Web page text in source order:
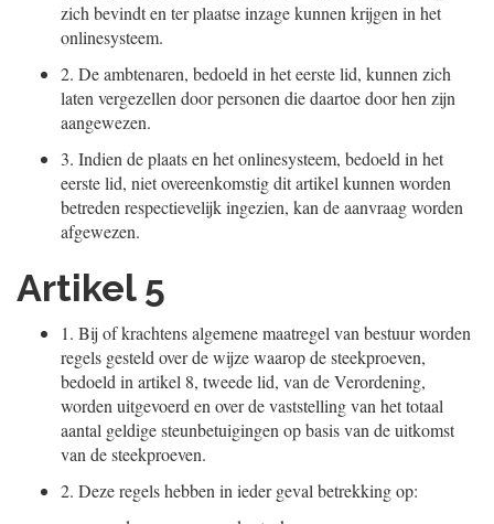
zich bevindt en ter plaatse inzage kunnen krijgen in het
onlinesysteem.
2. De ambtenaren, bedoeld in het eerste lid, kunnen zich
laten vergezellen door personen die daartoe door hen zijn
aangewezen.
3. Indien de plaats en het onlinesysteem, bedoeld in het
eerste lid, niet overeenkomstig dit artikel kunnen worden
betreden respectievelijk ingezien, kan de aanvraag worden
afgewezen.
Artikel 5
1. Bij of krachtens algemene maatregel van bestuur worden
regels gesteld over de wijze waarop de steekproeven,
bedoeld in artikel 8, tweede lid, van de Verordening,
worden uitgevoerd en over de vaststelling van het totaal
aantal geldige steunbetuigingen op basis van de uitkomst
van de steekproeven.
2. Deze regels hebben in ieder geval betrekking op: